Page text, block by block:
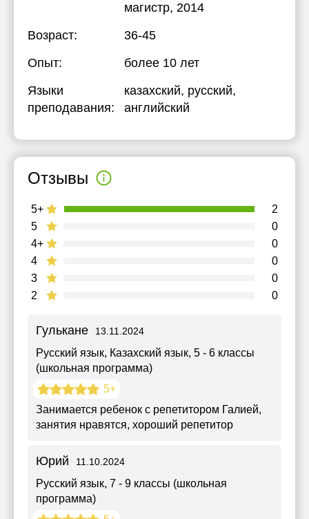
магистр, 2014
Возраст:
36-45
Опыт:
более 10 лет
Языки
преподавания:
казахский, русский,
английский
Отзывы
2 0
3 0
4 0
4+ 0
5 0
5+ 2
Гулькане 13.11.2024
Русский язык, Казахский язык, 5 - 6 классы
(школьная программа)
5+
Занимается ребенок с репетитором Галией,
занятия нравятся, хороший репетитор
Юрий 11.10.2024
Русский язык, 7 - 9 классы (школьная
программа)